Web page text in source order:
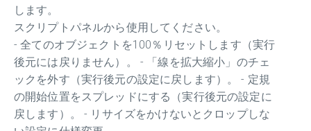
します。
スクリプトパネルから使用してください。
- 全てのオブジェクトを100％リセットします（実行
後元には戻りません）。 - 「線を拡大縮小」のチェ
ックを外す（実行後元の設定に戻します）。 - 定規
の開始位置をスプレッドにする（実行後元の設定に
戻します）。 - リサイズをかけないとクロップしな